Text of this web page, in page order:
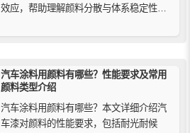
效应，帮助理解颜料分散与体系稳定性的
汽车涂料用颜料有哪些？性能要求及常用
颜料类型介绍
汽车涂料用颜料有哪些？本文详细介绍汽
车漆对颜料的性能要求，包括耐光耐候